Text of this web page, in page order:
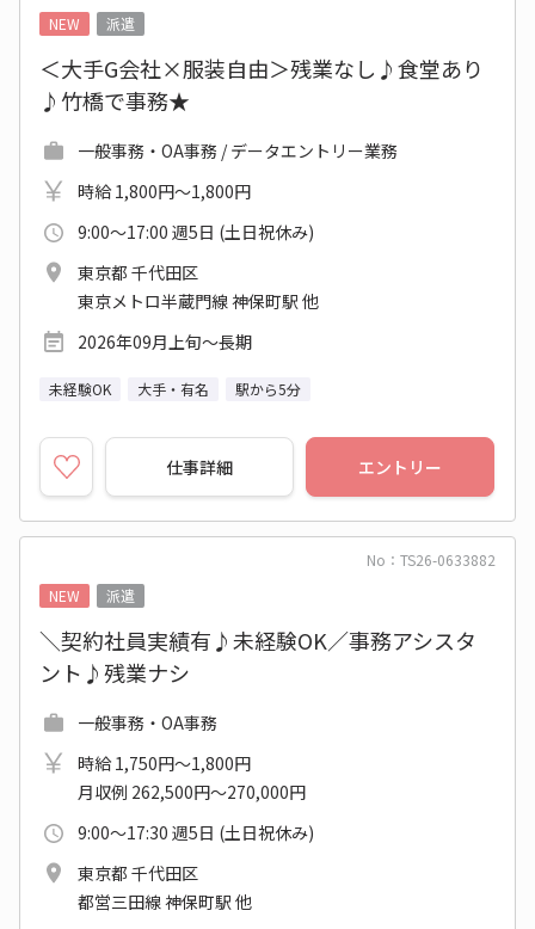
NEW
派遣
＜大手G会社×服装自由＞残業なし♪食堂あり
♪竹橋で事務★
一般事務・OA事務 / データエントリー業務
時給 1,800円～1,800円
9:00～17:00 週5日 (土日祝休み)
東京都 千代田区
東京メトロ半蔵門線 神保町駅 他
2026年09月上旬～長期
未経験OK 大手・有名 駅から5分
仕事詳細 エントリー
No：TS26-0633882
NEW
派遣
＼契約社員実績有♪未経験OK／事務アシスタ
ント♪残業ナシ
一般事務・OA事務
時給 1,750円～1,800円
月収例 262,500円～270,000円
9:00～17:30 週5日 (土日祝休み)
東京都 千代田区
都営三田線 神保町駅 他